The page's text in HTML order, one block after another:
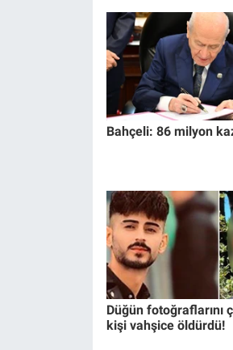
Bahçeli: 86 milyon
Düğün fotoğraflarını
kişi vahşice öldürdü!